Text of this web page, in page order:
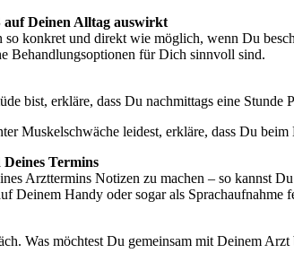
auf Deinen Alltag auswirkt
so konkret und direkt wie möglich, wenn Du
Behandlungsoptionen für Dich sinnvoll sind.
bist, erkläre, dass Du nachmittags eine Stunde
Muskelschwäche leidest, erkläre, dass Du
Termins
Arzttermins Notizen zu machen – so kannst
Deinem Handy oder sogar als
Was möchtest Du gemeinsam mit Deinem